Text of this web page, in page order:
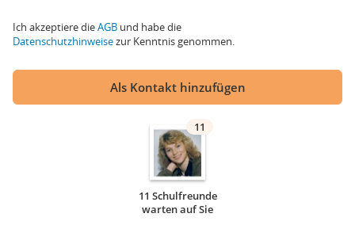
Ich akzeptiere dieAGB und habe die
Datenschutzhinweisezur Kenntnis genommen.
Als Kontakt hinzufügen
11
11 Schulfreunde
warten auf Sie